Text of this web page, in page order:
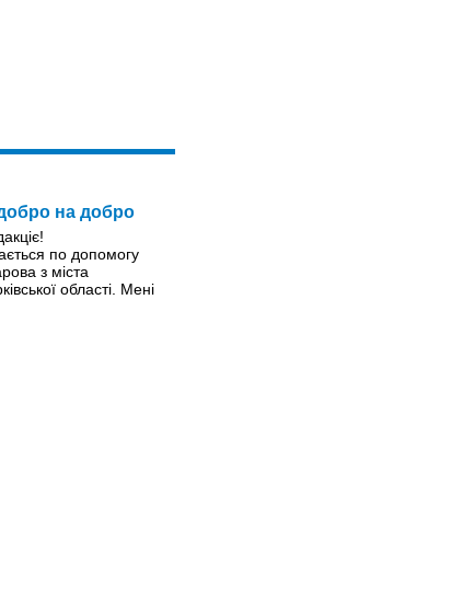
на добро
по допомогу
з міста
області. Мені